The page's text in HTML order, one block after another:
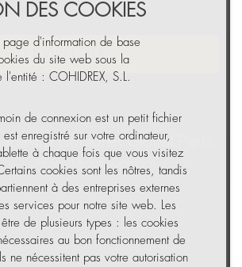
NEWSLETTER
DES COOKIES
page d'information de base
du site web sous la
l'entité : COHIDREX, S.L.
de connexion est un petit fichier
enregistré sur votre ordinateur,
à chaque fois que vous visitez
cookies sont les nôtres, tandis
à des entreprises externes
services pour notre site web. Les
de plusieurs types : les cookies
au bon fonctionnement de
ne nécessitent pas votre autorisation